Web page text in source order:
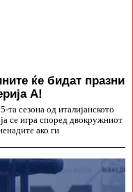
ќе бидат празни
А!
та сезона од италијанското
се игра според двокружниот
ако ги